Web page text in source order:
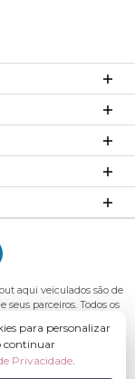
aqui veiculados são de
parceiros. Todos os
de Confecções LTDA -
- Bateias, Gaspar - SC,
para personalizar
continuar
Privacidade.